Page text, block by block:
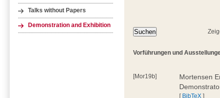
Talks without Papers
Demonstration and Exhibition
Vorführungen und
[Mor19b]
Mortensen
[ BibTeX ]